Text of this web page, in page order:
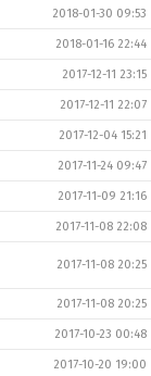
2018-01-30 09:53
2018-01-16 22:44
2017-12-11 23:15
2017-12-11 22:07
2017-12-04 15:21
2017-11-24 09:47
2017-11-09 21:16
2017-11-08 22:08
2017-11-08 20:25
2017-11-08 20:25
2017-10-23 00:48
2017-10-20 19:00